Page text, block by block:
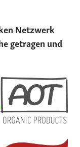
Netzwerk
getragen und